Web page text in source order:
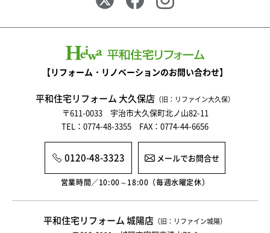
【リフォーム・リノベーションのお問い合わせ】
平和住宅リフォーム 大久保店 （旧：リファイン大久保）
〒611-0033 宇治市大久保町北ノ山82-11
TEL：0774-48-3355 FAX：0774-44-6656
0120-48-3323 メールでお問合せ
営業時間／10:00～18:00（毎週水曜定休）
平和住宅リフォーム 城陽店 （旧：リファイン城陽）